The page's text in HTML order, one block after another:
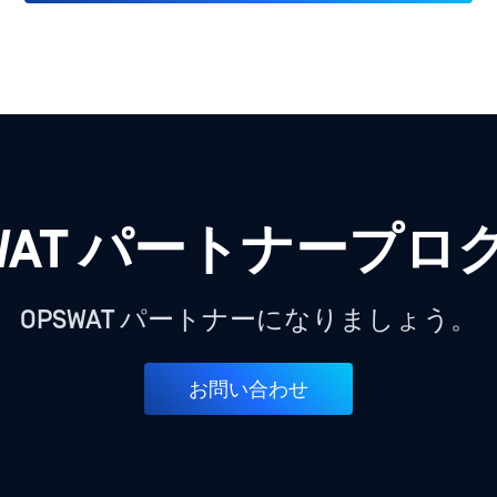
パートナープロ
OPSWAT パートナーになりましょう。
お問い合わせ